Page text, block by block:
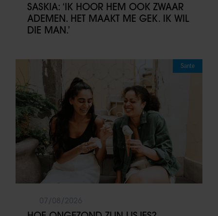
SASKIA: ‘IK HOOR HEM OOK ZWAAR
ADEMEN. HET MAAKT ME GEK. IK WIL
DIE MAN.’
Sante